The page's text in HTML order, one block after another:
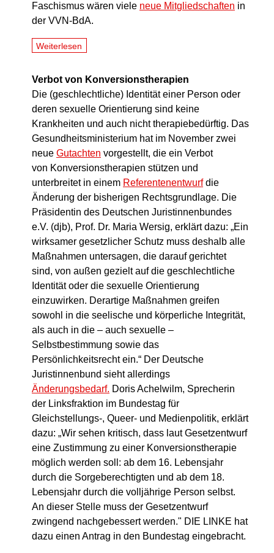
Faschismus wären viele neue Mitgliedschaften in
der VVN-BdA.
Weiterlesen
Verbot von Konversionstherapien
Die (geschlechtliche) Identität einer Person oder
deren sexuelle Orientierung sind keine
Krankheiten und auch nicht therapiebedürftig. Das
Gesundheitsministerium hat im November zwei
neue Gutachten vorgestellt, die ein Verbot
von Konversionstherapien stützen und
unterbreitet in einem Referentenentwurfdie
Änderung der bisherigen Rechtsgrundlage. Die
Präsidentin des Deutschen Juristinnenbundes
e.V. (djb), Prof. Dr. Maria Wersig, erklärt dazu: „Ein
wirksamer gesetzlicher Schutz muss deshalb alle
Maßnahmen untersagen, die darauf gerichtet
sind, von außen gezielt auf die geschlechtliche
Identität oder die sexuelle Orientierung
einzuwirken. Derartige Maßnahmen greifen
sowohl in die seelische und körperliche Integrität,
als auch in die – auch sexuelle –
Selbstbestimmung sowie das
Persönlichkeitsrecht ein.“ Der Deutsche
Juristinnenbund sieht allerdings
Änderungsbedarf. Doris Achelwilm, Sprecherin
der Linksfraktion im Bundestag für
Gleichstellungs-, Queer- und Medienpolitik, erklärt
dazu: „Wir sehen kritisch, dass laut Gesetzentwurf
eine Zustimmung zu einer Konversionstherapie
möglich werden soll: ab dem 16. Lebensjahr
durch die Sorgeberechtigten und ab dem 18.
Lebensjahr durch die volljährige Person selbst.
An dieser Stelle muss der Gesetzentwurf
zwingend nachgebessert werden." DIE LINKE hat
dazu einen Antrag in den Bundestag eingebracht.